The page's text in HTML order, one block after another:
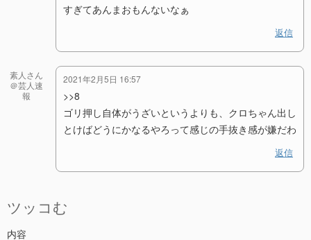
すぎてあんまおもんないなぁ
返信
素人さん
＠芸人速
報
2021年2月5日 16:57
>>8
ゴリ押し自体がうざいというよりも、クロちゃん出し
とけばどうにかなるやろって感じの手抜き感が嫌だわ
返信
ツッコむ